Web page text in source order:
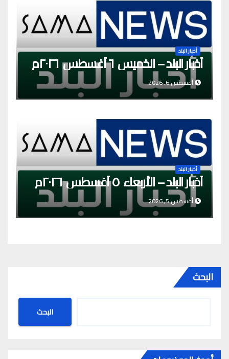
أخبار البلد
أخبار البلد – الخميس ٦ أغسطس ٢٠٢٦م
أغسطس 6, 2026
أخبار البلد
أخبار البلد – الأربعاء ٥ أغسطس ٢٠٢٦م
أغسطس 5, 2026
البحث
البحث